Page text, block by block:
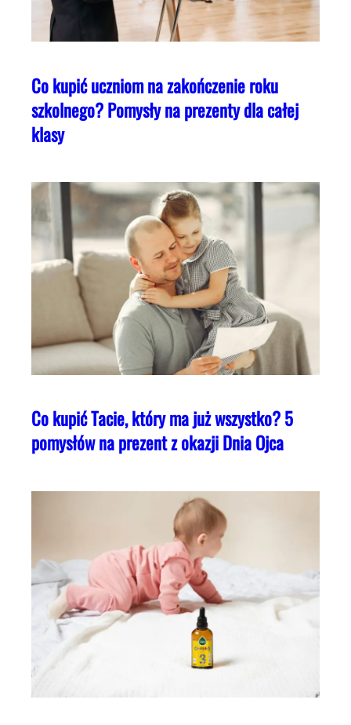
Co kupić uczniom na zakończenie roku
szkolnego? Pomysły na prezenty dla całej
klasy
Co kupić Tacie, który ma już wszystko? 5
pomysłów na prezent z okazji Dnia Ojca